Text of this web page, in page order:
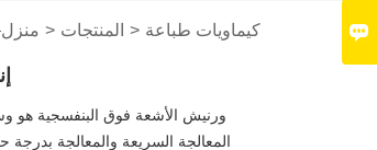
منزل > المنتجات > كيماويات طباعة
ورنيش الأشعة فوق البنفسجية هو
المعالجة السريعة والمعالجة
